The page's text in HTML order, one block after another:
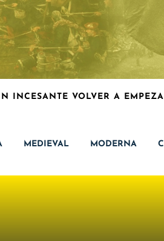
INCESANTE VOLVER A
MEDIEVAL MODERNA